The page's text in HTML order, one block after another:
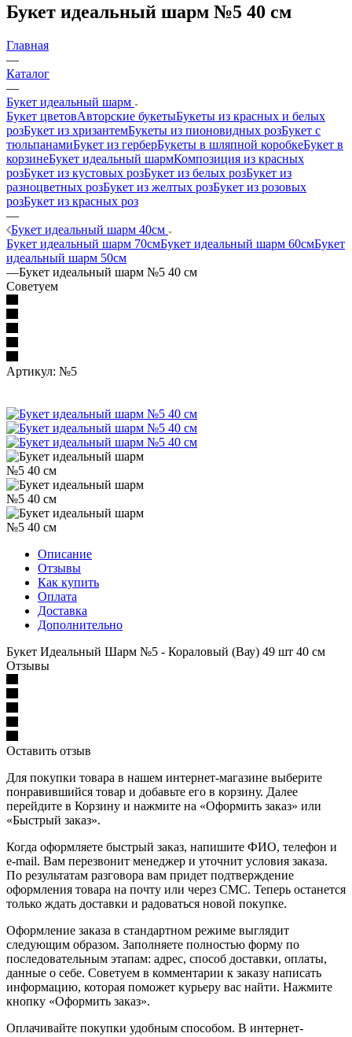
Букет идеальный шарм №5 40 см
Главная
—
Каталог
—
Букет идеальный шарм
Букет цветовАвторские букетыБукеты из красных и белых
розБукет из хризантемБукеты из пионовидных розБукет с
тюльпанамиБукет из герберБукеты в шляпной коробкеБукет в
корзинеБукет идеальный шармКомпозиция из красных
розБукет из кустовых розБукет из белых розБукет из
разноцветных розБукет из желтых розБукет из розовых
розБукет из красных роз
—
Букет идеальный шарм 40см
Букет идеальный шарм 70смБукет идеальный шарм 60смБукет
идеальный шарм 50см
—Букет идеальный шарм №5 40 см
Советуем
Артикул: №5
Описание
Отзывы
Как купить
Оплата
Доставка
Дополнительно
Букет Идеальный Шарм №5 - Кораловый (Вау) 49 шт 40 см
Отзывы
Оставить отзыв
Для покупки товара в нашем интернет-магазине выберите
понравившийся товар и добавьте его в корзину. Далее
перейдите в Корзину и нажмите на «Оформить заказ» или
«Быстрый заказ».
Когда оформляете быстрый заказ, напишите ФИО, телефон и
e-mail. Вам перезвонит менеджер и уточнит условия заказа.
По результатам разговора вам придет подтверждение
оформления товара на почту или через СМС. Теперь останется
только ждать доставки и радоваться новой покупке.
Оформление заказа в стандартном режиме выглядит
следующим образом. Заполняете полностью форму по
последовательным этапам: адрес, способ доставки, оплаты,
данные о себе. Советуем в комментарии к заказу написать
информацию, которая поможет курьеру вас найти. Нажмите
кнопку «Оформить заказ».
Оплачивайте покупки удобным способом. В интернет-